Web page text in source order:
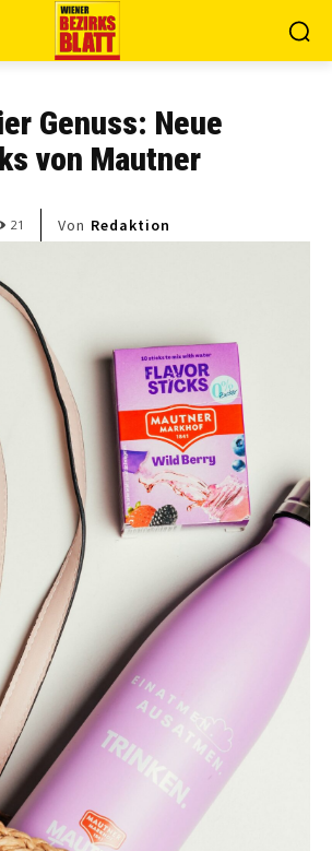
Genuss: Neue
von Mautner
21 Von Redaktion